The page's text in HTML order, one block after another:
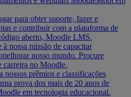
para obter suporte, fazer e
e contribuir com a plataforma de
aberto, Moodle LMS.
à nossa missão de capacitar
nosso mundo. Procure
carreira no Moodle.
nossos prêmios e classificações
prova dos mais de 20 anos de
em tecnologia educacional.